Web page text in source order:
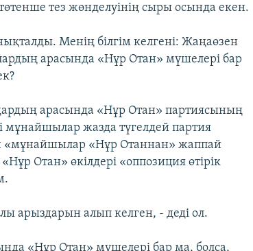
тез жөнделуінің сыры осында екен.
Менің білгім келгені: Жаңаөзен
арасында «Нұр Отан» мүшелері бар
арасында «Нұр Отан» партиясының
мұнайшылар жазда түгелдей партия
«мұнайшылар «Нұр Отаннан» жаппай
Отан» өкілдері «оппозиция өтірік
арыздарын алып келген, - деді ол.
«Нұр Отан» мүшелері бар ма, болса,